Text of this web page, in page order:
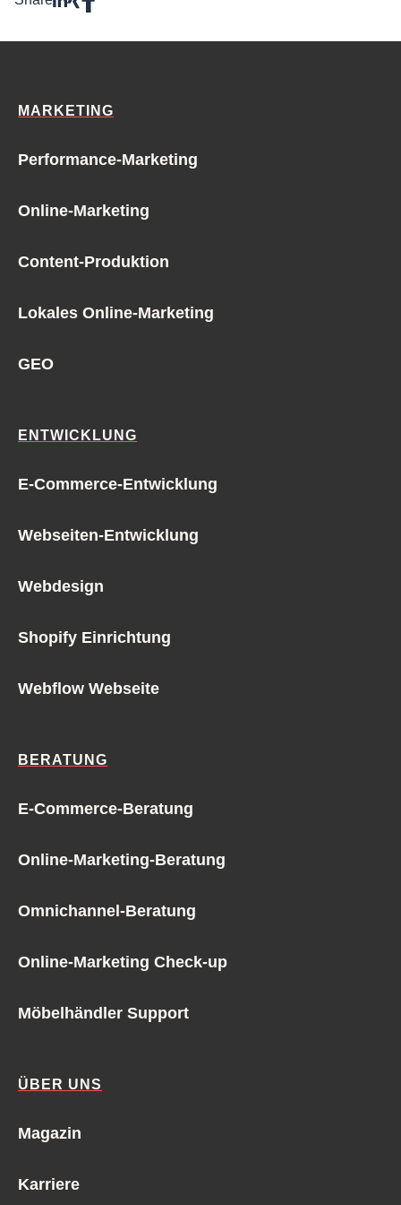
MARKETING
Performance-Marketing
Online-Marketing
Content-Produktion
Lokales Online-Marketing
GEO
ENTWICKLUNG
E-Commerce-Entwicklung
Webseiten-Entwicklung
Webdesign
Shopify Einrichtung
Webflow Webseite
BERATUNG
E-Commerce-Beratung
Online-Marketing-Beratung
Omnichannel-Beratung
Online-Marketing Check-up
Möbelhändler Support
ÜBER UNS
Magazin
Karriere